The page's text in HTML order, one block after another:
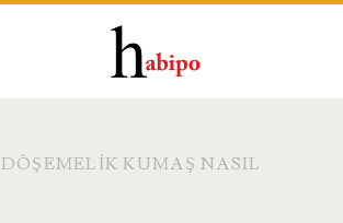
DÖŞEMELIK KUMAŞ NASIL